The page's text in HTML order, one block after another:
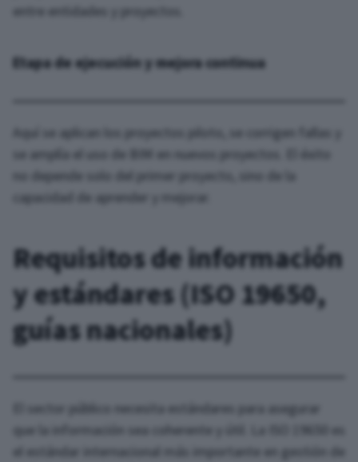
entre entidades y proyectos.
Etapa de ejecución y mejora continua
Aquí se aplican los proyectos piloto, se corrigen fallas y
se amplía el uso de BIM en nuevos proyectos. El éxito
no depende solo del primer proyecto, sino de la
capacidad de aprender y mejorar.
Requisitos de información
y estándares (ISO 19650,
guías nacionales)
El sector público necesita estándares para asegurar
que la información sea coherente y útil. La ISO 19650 es
el estándar internacional más importante en gestión de